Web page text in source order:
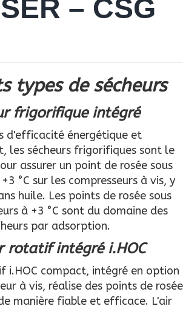
– CSG
types de sécheurs
frigorifique intégré
d'efficacité énergétique et
les sécheurs frigorifiques sont le
assurer un point de rosée sous
°C sur les compresseurs à vis, y
huile. Les points de rosée sous
à +3 °C sont du domaine des
par adsorption.
rotatif intégré i.HOC
i.HOC compact, intégré en option
à vis, réalise des points de rosée
manière fiable et efficace. L'air